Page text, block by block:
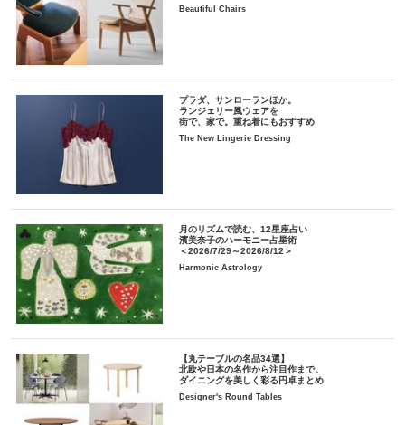
Beautiful Chairs
プラダ、サンローランほか。
ランジェリー風ウェアを
街で、家で。重ね着にもおすすめ
The New Lingerie Dressing
月のリズムで読む、12星座占い
濱美奈子のハーモニー占星術
＜2026/7/29～2026/8/12＞
Harmonic Astrology
【丸テーブルの名品34選】
北欧や日本の名作から注目作まで。
ダイニングを美しく彩る円卓まとめ
Designer's Round Tables